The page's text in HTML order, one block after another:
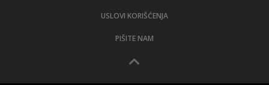
USLOVI KORIŠĆENJA
PIŠITE NAM